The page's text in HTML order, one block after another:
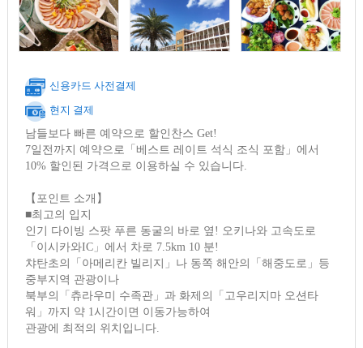
신용카드 사전결제
현지 결제
남들보다 빠른 예약으로 할인찬스 Get!
7일전까지 예약으로「베스트 레이트 석식 조식 포함」에서
10% 할인된 가격으로 이용하실 수 있습니다.
【포인트 소개】
■최고의 입지
인기 다이빙 스팟 푸른 동굴의 바로 옆! 오키나와 고속도로
「이시카와IC」에서 차로 7.5km 10 분!
챠탄초의「아메리칸 빌리지」나 동쪽 해안의「해중도로」등
중부지역 관광이나
북부의「츄라우미 수족관」과 화제의「고우리지마 오션타
워」까지 약 1시간이면 이동가능하여
관광에 최적의 위치입니다.